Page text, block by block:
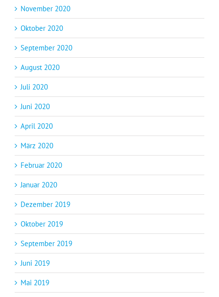
November 2020
Oktober 2020
September 2020
August 2020
Juli 2020
Juni 2020
April 2020
März 2020
Februar 2020
Januar 2020
Dezember 2019
Oktober 2019
September 2019
Juni 2019
Mai 2019